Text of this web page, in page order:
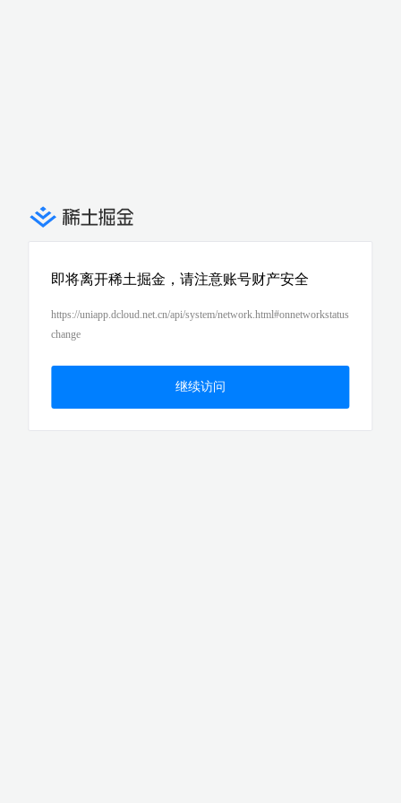
即将离开稀土掘金，请注意账号财产安全
https://uniapp.dcloud.net.cn/api/system/network.html#onnetworkstatus
change
继续访问